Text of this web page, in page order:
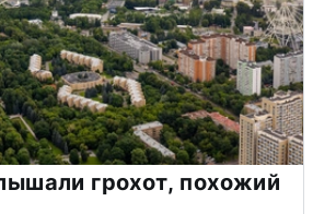
грохот, похожий